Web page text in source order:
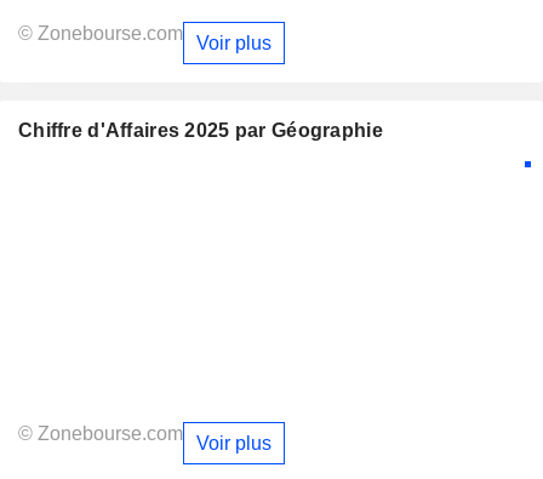
© Zonebourse.com Voir plus
Chiffre d'Affaires 2025 par Géographie
© Zonebourse.com Voir plus